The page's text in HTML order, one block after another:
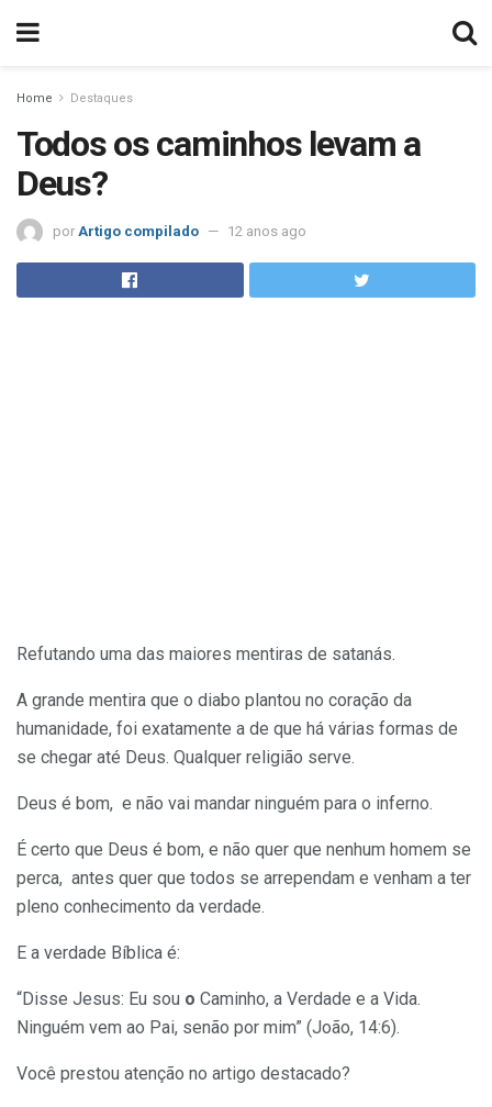
Home Destaques
Todos os caminhos levam a
Deus?
por Artigo compilado 12 anos ago
Refutando uma das maiores mentiras de satanás.
A grande mentira que o diabo plantou no coração da
humanidade, foi exatamente a de que há várias formas de
se chegar até Deus. Qualquer religião serve.
Deus é bom, e não vai mandar ninguém para o inferno.
É certo que Deus é bom, e não quer que nenhum homem se
perca, antes quer que todos se arrependam e venham a ter
pleno conhecimento da verdade.
E a verdade Bíblica é:
“Disse Jesus: Eu sou o Caminho, a Verdade e a Vida.
Ninguém vem ao Pai, senão por mim” (João, 14:6).
Você prestou atenção no artigo destacado?